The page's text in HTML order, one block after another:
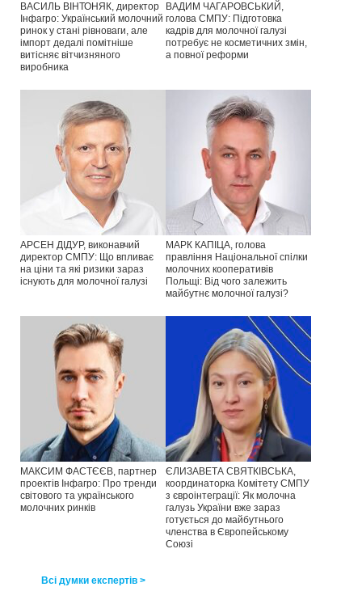
ВАСИЛЬ ВІНТОНЯК, директор
Інфагро: Український молочний
ринок у стані рівноваги, але
імпорт дедалі помітніше
витісняє вітчизняного
виробника
ВАДИМ ЧАГАРОВСЬКИЙ,
голова СМПУ: Підготовка
кадрів для молочної галузі
потребує не косметичних змін,
а повної реформи
АРСЕН ДІДУР, виконавчий
директор СМПУ: Що впливає
на ціни та які ризики зараз
існують для молочної галузі
МАРК КАПІЦА, голова
правління Національної спілки
молочних кооперативів
Польщі: Від чого залежить
майбутнє молочної галузі?
МАКСИМ ФАСТЄЄВ, партнер
проектів Інфагро: Про тренди
світового та українського
молочних ринків
ЄЛИЗАВЕТА СВЯТКІВСЬКА,
координаторка Комітету СМПУ
з євроінтеграції: Як молочна
галузь України вже зараз
готується до майбутнього
членства в Європейському
Союзі
Всі думки експертів >